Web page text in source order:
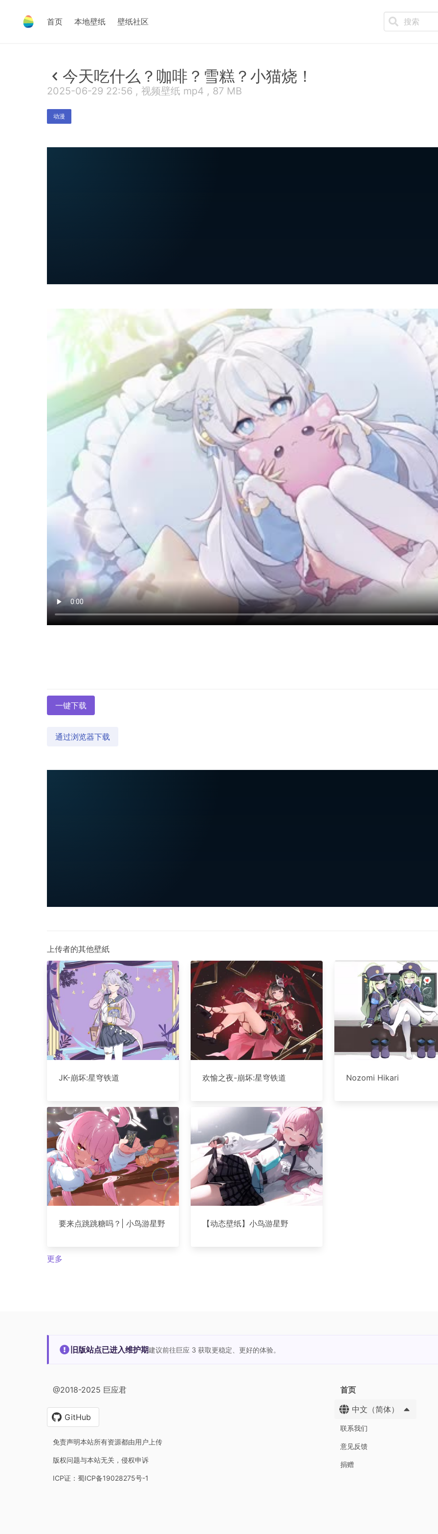
首页 本地壁纸 壁纸社区
今天吃什么？咖啡？雪糕？小猫烧！
2025-06-29 22:56 , 视频壁纸 mp4 , 87 MB
动漫
一键下载
通过浏览器下载
上传者的其他壁紙
JK-崩坏:星穹铁道 欢愉之夜-崩坏:星穹铁道 Nozomi Hikari
要来点跳跳糖吗？| 小鸟游星野 【动态壁纸】小鸟游星野
更多
旧版站点已进入维护期建议前往巨应 3 获取更稳定、更好的体验。
@2018-2025 巨应君
GitHub
免责声明本站所有资源都由用户上传
版权问题与本站无关，侵权申诉
ICP证：蜀ICP备19028275号-1
首页
中文（简体）
联系我们
意见反馈
捐赠